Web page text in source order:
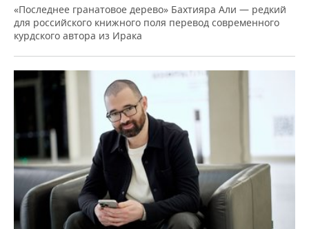
«Последнее гранатовое дерево» Бахтияра Али — редкий
для российского книжного поля перевод современного
курдского автора из Ирака